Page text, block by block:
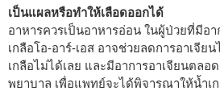
เป็นแผลหรือทำให้เลือดออกได้
อาหารควรเป็นอาหารอ่อน ในผู้ป่วยที่มีอา
เกลือโอ-อาร์-เอส อาจช่วยลดการอาเจีย
เกลือไม่ได้เลย และมีอาการอาเจียนตลอ
พยาบาล เพื่อแพทย์จะได้พิจารณาให้น้ำเ